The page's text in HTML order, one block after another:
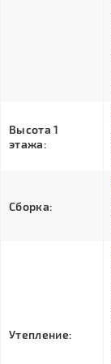
Высота 1
этажа:
Сборка:
Утепление: